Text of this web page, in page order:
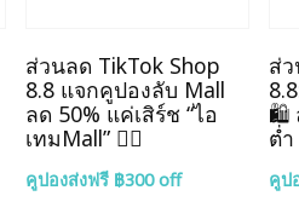
ส่วนลด TikTok Shop
8.8 แจกคูปองลับ Mall
ลด 50% แค่เสิร์ช “ไอ
เทมMall” ❤️‍🔥
คูปองส่งฟรี ฿300 off
ส่
🛍️
ต่
คูป